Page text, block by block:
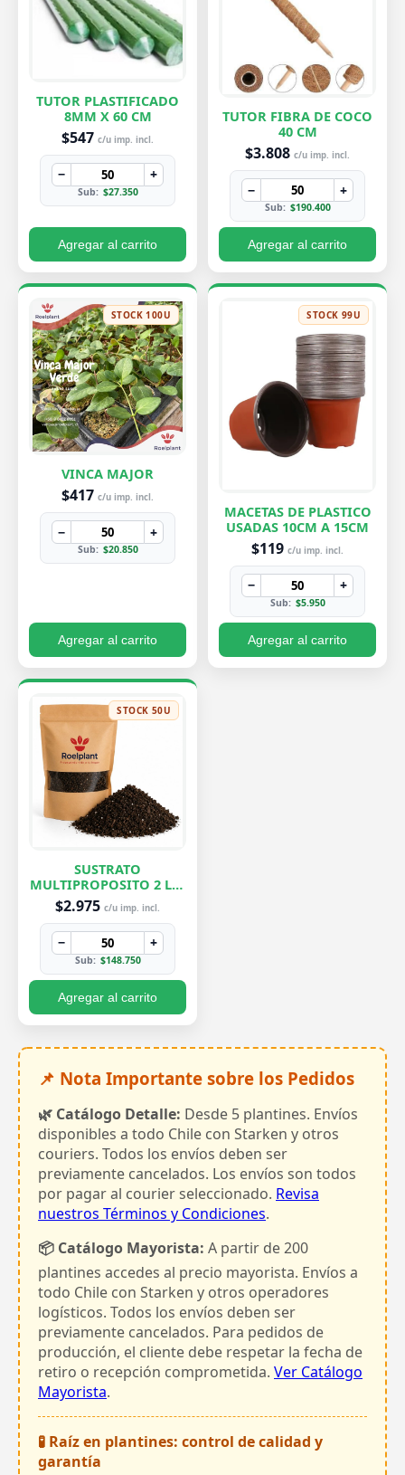
TUTOR PLASTIFICADO
8MM X 60 CM
$547 c/u imp. incl.
− +
Sub: $27.350
Agregar al carrito
TUTOR FIBRA DE COCO
40 CM
$3.808 c/u imp. incl.
− +
Sub: $190.400
Agregar al carrito
STOCK 100U
VINCA MAJOR
$417 c/u imp. incl.
− +
Sub: $20.850
Agregar al carrito
STOCK 99U
MACETAS DE PLASTICO
USADAS 10CM A 15CM
$119 c/u imp. incl.
− +
Sub: $5.950
Agregar al carrito
STOCK 50U
SUSTRATO
MULTIPROPOSITO 2 LTS
ROELPLANT
$2.975 c/u imp. incl.
− +
Sub: $148.750
Agregar al carrito
📌 Nota Importante sobre los Pedidos
🌿 Catálogo Detalle: Desde 5 plantines. Envíos
disponibles a todo Chile con Starken y otros
couriers. Todos los envíos deben ser
previamente cancelados. Los envíos son todos
por pagar al courier seleccionado. Revisa
nuestros Términos y Condiciones.
📦 Catálogo Mayorista: A partir de 200
plantines accedes al precio mayorista. Envíos a
todo Chile con Starken y otros operadores
logísticos. Todos los envíos deben ser
previamente cancelados. Para pedidos de
producción, el cliente debe respetar la fecha de
retiro o recepción comprometida. Ver Catálogo
Mayorista.
🧪 Raíz en plantines: control de calidad y
garantía